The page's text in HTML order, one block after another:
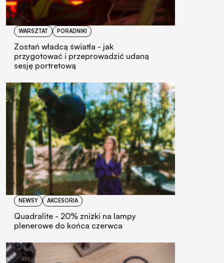
WARSZTAT PORADNIKI
Zostań władcą światła - jak
przygotować i przeprowadzić udaną
sesję portretową
NEWSY AKCESORIA
Quadralite - 20% zniżki na lampy
plenerowe do końca czerwca